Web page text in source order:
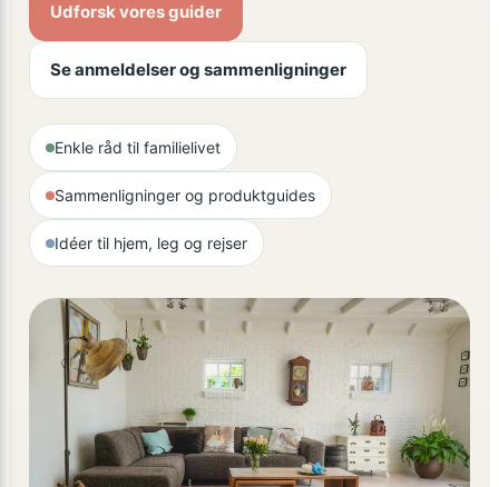
Udforsk vores guider
Se anmeldelser og sammenligninger
Enkle råd til familielivet
Sammenligninger og produktguides
Idéer til hjem, leg og rejser